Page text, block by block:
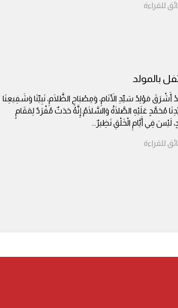
للقراءة
بالمولد
أَشْرَقَ مَوْلِدُ سَيِّدِ الأَنَامِ، وَمِصْبَاحِ الظَّلَامِ، نَبِيِّنَا وَشَفِيعِنَا
مُحَمَّدٍ عَلَيْهِ الصَّلَاةُ وَالسَّلَامُ.إِنَّهُ حَدَثٌ مُفْرَدٌ لِمَقَامٍ
لَيْسَ فِي أَيَّامِ الْخَلْقِ نَظِيرٌ...
للقراءة